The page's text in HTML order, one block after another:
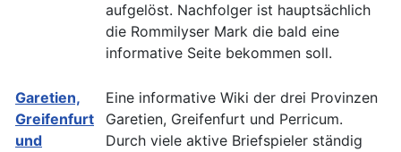
aufgelöst. Nachfolger ist hauptsächlich
die Rommilyser Mark die bald eine
informative Seite bekommen soll.
Garetien,
Greifenfurt
und
Eine informative Wiki der drei Provinzen
Garetien, Greifenfurt und Perricum.
Durch viele aktive Briefspieler ständig